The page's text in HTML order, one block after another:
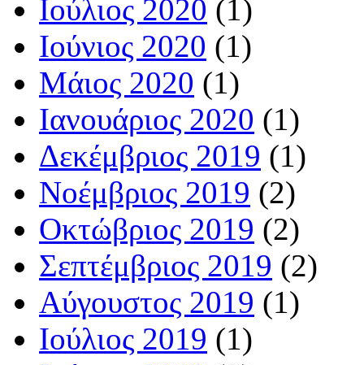
Ιούλιος 2020 (1)
Ιούνιος 2020 (1)
Μάιος 2020 (1)
Ιανουάριος 2020 (1)
Δεκέμβριος 2019 (1)
Νοέμβριος 2019 (2)
Οκτώβριος 2019 (2)
Σεπτέμβριος 2019 (2)
Αύγουστος 2019 (1)
Ιούλιος 2019 (1)